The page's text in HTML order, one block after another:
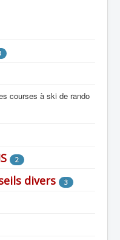
courses à ski de rando
2
divers 3